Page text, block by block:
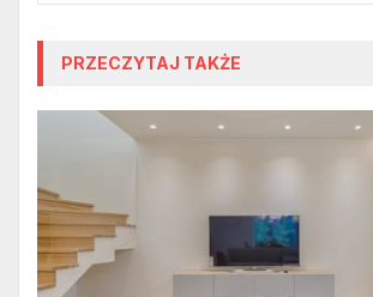
PRZECZYTAJ TAKŻE